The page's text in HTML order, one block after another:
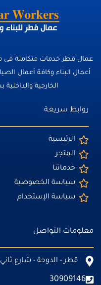
عمال قطر خدمات متكاملة
أعمال البناء وكافة أعمال
الخارجية
روابط سريعة
الرئيسية
المتجر
خدماتنا
سياسة الخصوصية
سياسة الإستخدام
معلومات التواصل
قطر - الدوحة - شارع
30909146